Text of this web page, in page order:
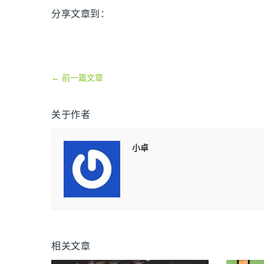
分享文章到：
← 前一篇文章
关于作者
小卓
相关文章